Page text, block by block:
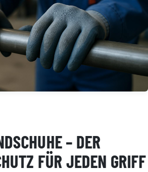
– DER
FÜR JEDEN GRIFF